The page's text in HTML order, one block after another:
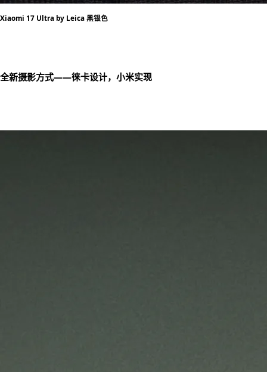
Xiaomi 17 Ultra by Leica 黑银色
全新摄影方式——徕卡设计，小米实现